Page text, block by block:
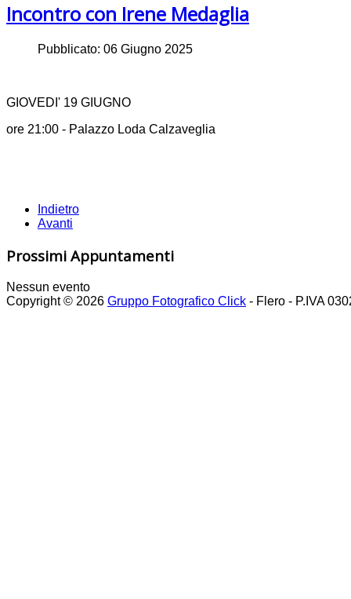
Incontro con Irene Medaglia
Pubblicato: 06 Giugno 2025
GIOVEDI' 19 GIUGNO
ore 21:00 - Palazzo Loda Calzaveglia
Indietro
Avanti
Prossimi Appuntamenti
Nessun evento
Copyright © 2026 Gruppo Fotografico Click - Flero - P.IVA